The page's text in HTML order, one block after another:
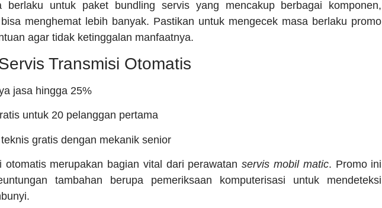
berlaku untuk paket bundling servis yang mencakup berbagai komponen,
menghemat lebih banyak. Pastikan untuk mengecek masa berlaku promo
agar tidak ketinggalan manfaatnya.
Transmisi Otomatis
jasa hingga 25%
untuk 20 pelanggan pertama
gratis dengan mekanik senior
otomatis merupakan bagian vital dari perawatanservis mobil matic. Promo ini
tambahan berupa pemeriksaan komputerisasi untuk mendeteksi